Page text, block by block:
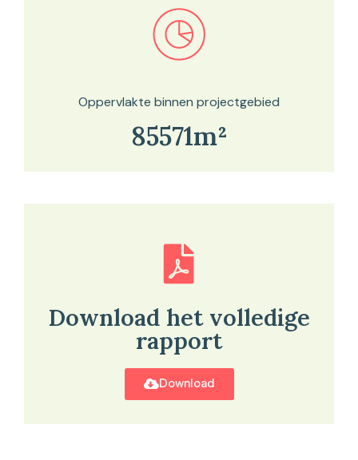
Bekijk in onze kaartviewer
Oppervlakte binnen projectgebied
85571m²
Download het volledige
rapport
Download